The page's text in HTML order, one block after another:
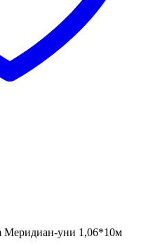
Меридиан-уни 1,06*10м